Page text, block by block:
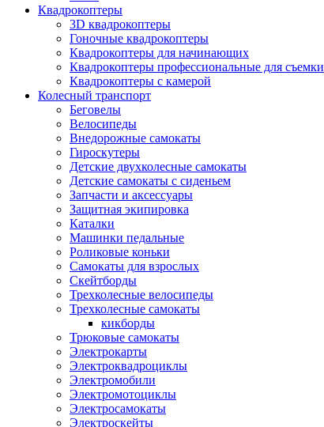
Квадрокоптеры
3D квадрокоптеры
Гоночные квадрокоптеры
Квадрокоптеры для начинающих
Квадрокоптеры профессиональные для съемки
Квадрокоптеры с камерой
Колесный транспорт
Беговелы
Велосипеды
Внедорожные самокаты
Гироскутеры
Детские двухколесные самокаты
Детские самокаты с сиденьем
Запчасти и аксессуары
Защитная экипировка
Каталки
Машинки педальные
Роликовые коньки
Самокаты для взрослых
Скейтборды
Трехколесные велосипеды
Трехколесные самокаты
кикборды
Трюковые самокаты
Электрокарты
Электроквадроциклы
Электромобили
Электромотоциклы
Электросамокаты
Электроскейты